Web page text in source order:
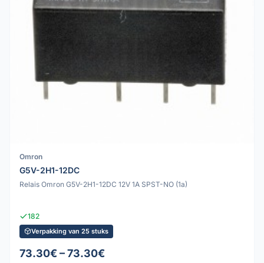
Omron
G5V-2H1-12DC
Relais Omron G5V-2H1-12DC 12V 1A SPST-NO (1a)
182
Verpakking van 25 stuks
73.30€ – 73.30€